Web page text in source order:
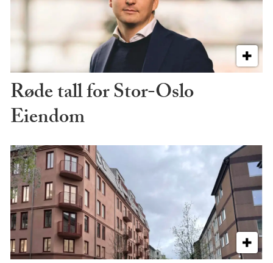
Røde tall for Stor-Oslo
Eiendom